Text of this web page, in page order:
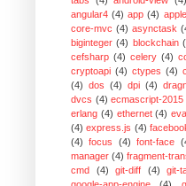
angular4 (4) app (4)
core-mvc (4) asynctask
biginteger (4) blockchain
cefsharp (4) celery (4)
cryptoapi (4) ctypes (4)
(4) dos (4) dpi (4)
dvcs (4) ecmascript-2015
erlang (4) ethernet (4)
(4) express.js (4)
(4)
focus (4) font-face
manager (4) fragment-
cmd
(4) git-diff (4) git-
google-app-engine
(4)